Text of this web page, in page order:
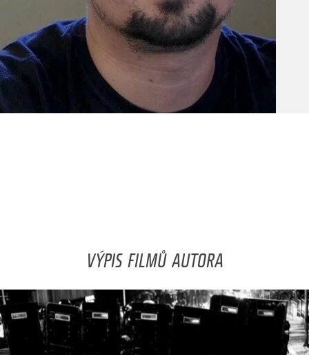
VÝPIS FILMŮ AUTORA